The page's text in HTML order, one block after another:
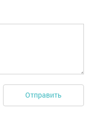
Отправить